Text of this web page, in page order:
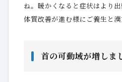
ね。暖かくなると症状はより
体質改善が進む様にご養生と漢
首の可動域が増しま